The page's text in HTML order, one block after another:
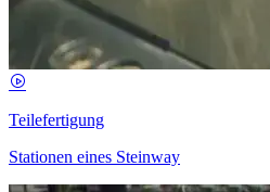
Teilefertigung
Stationen eines Steinway